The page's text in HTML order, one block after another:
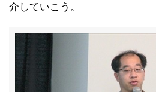
介していこう。